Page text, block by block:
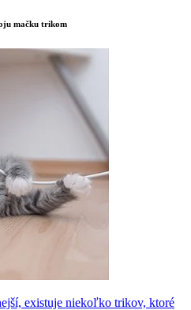
mačku trikom
existuje niekoľko trikov, ktoré